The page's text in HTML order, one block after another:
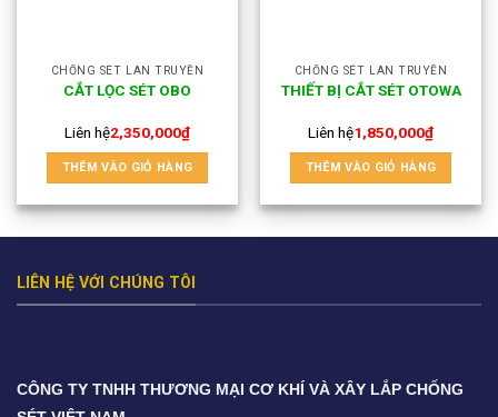
CHỐNG SÉT LAN TRUYỀN
CẮT LỌC SÉT OBO
Liên hệ2,350,000₫
THÊM VÀO GIỎ HÀNG
CHỐNG SÉT LAN TRUYỀN
THIẾT BỊ CẮT SÉT OTOWA
Liên hệ1,850,000₫
THÊM VÀO GIỎ HÀNG
LIÊN HỆ VỚI CHÚNG TÔI
CÔNG TY TNHH THƯƠNG MẠI CƠ KHÍ VÀ XÂY LẮP CHỐNG